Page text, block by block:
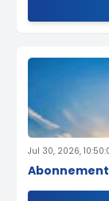
Jul 30, 2026,